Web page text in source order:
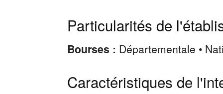
Particularités de
Bourses : Départementale •
Caractéristiques de